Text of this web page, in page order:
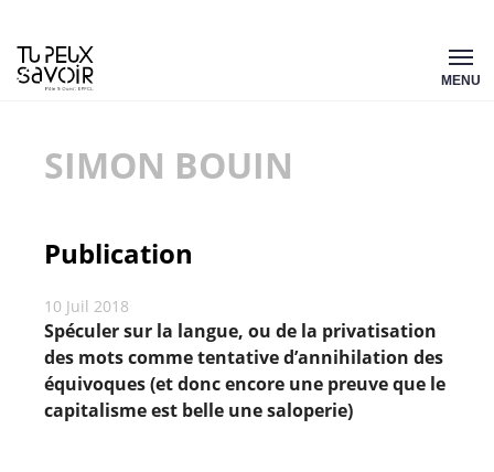
Aller
au
MENU
SIMON BOUIN
Publication
10 Juil 2018
Spéculer sur la langue, ou de la privatisation
des mots comme tentative d’annihilation des
équivoques (et donc encore une preuve que le
capitalisme est belle une saloperie)